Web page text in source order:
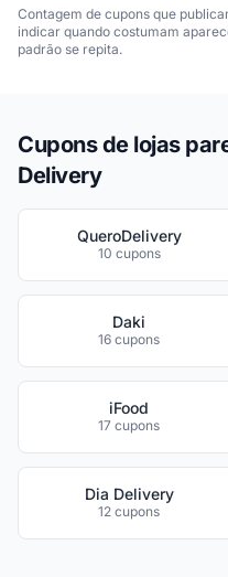
Contagem de cupons que
indicar quando costumam
padrão se repita.
Cupons de lojas
Delivery
QueroDelivery
10 cupons
Daki
16 cupons
iFood
17 cupons
Dia Delivery
12 cupons